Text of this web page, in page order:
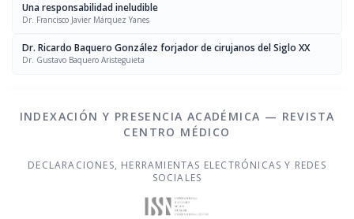
Una responsabilidad ineludible
Dr. Francisco Javier Márquez Yanes
Dr. Ricardo Baquero González forjador de cirujanos del Siglo XX
Dr. Gustavo Baquero Aristeguieta
INDEXACIÓN Y PRESENCIA ACADÉMICA — REVISTA
CENTRO MÉDICO
DECLARACIONES, HERRAMIENTAS ELECTRÓNICAS Y REDES
SOCIALES